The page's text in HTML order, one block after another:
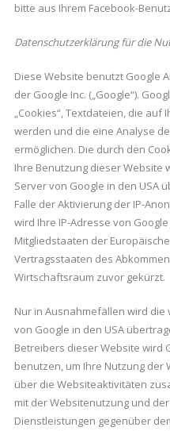
bitte aus Ihrem Facebook-
Datenschutzerklärung für die
Diese Website benutzt Google
der Google Inc. („Google“).
„Cookies“, Textdateien, die auf
werden und die eine Analyse
ermöglichen. Die durch den
Ihre Benutzung dieser Website
Server von Google in den USA
Falle der Aktivierung der IP-
wird Ihre IP-Adresse von
Mitgliedstaaten der
Vertragsstaaten des
Wirtschaftsraum zuvor gekürzt.
Nur in Ausnahmefällen wird
von Google in den USA
Betreibers dieser Website wird
benutzen, um Ihre Nutzung der
über die Websiteaktivitäten
mit der Websitenutzung und
Dienstleistungen gegenüber